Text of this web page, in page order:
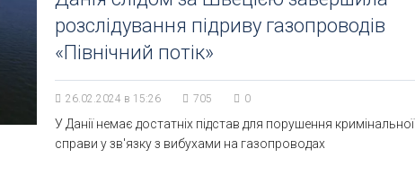
розслідування підриву газопроводів
«Північний потік»
26.02.2024 в 15:26 705 0
У Данії немає достатніх підстав для порушення кримінальної
справи у зв'язку з вибухами на газопроводах